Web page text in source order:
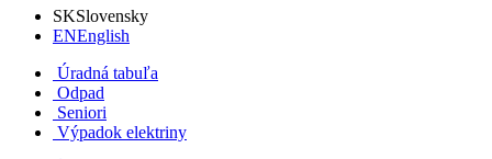
SKSlovensky
ENEnglish
Úradná tabuľa
Odpad
Seniori
Výpadok elektriny